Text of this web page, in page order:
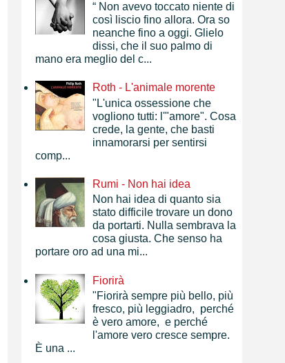
“ Non avevo toccato niente di
così liscio fino allora. Ora so
neanche fino a oggi. Glielo
dissi, che il suo palmo di
mano era meglio del c...
Roth - L'animale morente
"L'unica ossessione che
vogliono tutti: l'"amore". Cosa
crede, la gente, che basti
innamorarsi per sentirsi
comp...
Rumi - Non hai idea
Non hai idea di quanto sia
stato difficile trovare un dono
da portarti. Nulla sembrava la
cosa giusta. Che senso ha
portare oro ad una mi...
Fiorirà
"Fiorirà sempre più bello, più
fresco, più leggiadro, perché
è vero amore, e perché
l'amore vero cresce sempre.
È una ...